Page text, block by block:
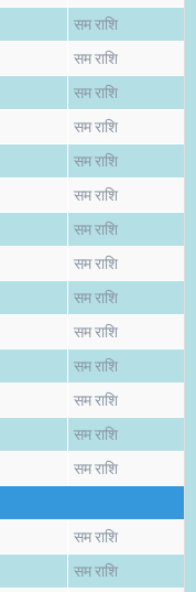
सम राशि
सम राशि
सम राशि
सम राशि
सम राशि
सम राशि
सम राशि
सम राशि
सम राशि
सम राशि
सम राशि
सम राशि
सम राशि
सम राशि
सम राशि
सम राशि